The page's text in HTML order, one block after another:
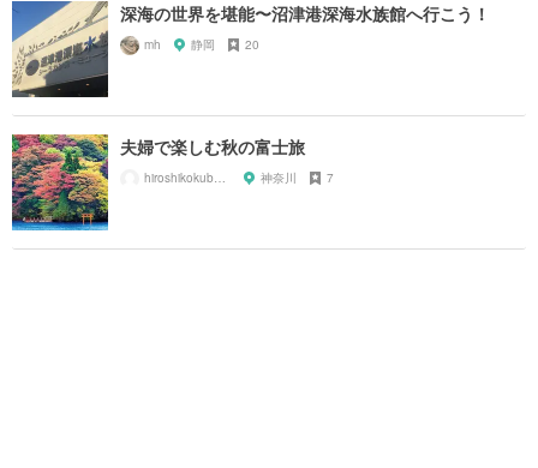
深海の世界を堪能〜沼津港深海水族館へ行こう！
mh 静岡 20
夫婦で楽しむ秋の富士旅
hiroshikokubun129 神奈川 7